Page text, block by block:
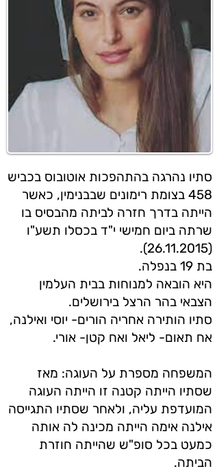
סתיו נהרגה בהתהפכות אוטובוס בכביש
458 בצומת רימונים שבבנימין, כאשר
הייתה בדרך חזרה לביתה מהבסיס בו
שרתה ביום חמישי י"ד בכסלו תשע"ו
(26.11.2015).
בת 19 בנפלה.
היא הובאה למנוחות בבית העלמין
הצבאי בהר הרצל בירושלים.
סתיו הותירה אחריה הורים- יוסי ואילנה,
אח תאום- ליאל ואח קטן- אורי.
המשפחה מספרת על העוגה: מאז
שסתיו הייתה קטנה זו הייתה העוגה
המועדפת עליה, ולאחר שסתיו התגייסה
אילנה אימה הייתה מכינה לה אותה
כמעט בכל סופ"ש שהייתה חוזרת
הביתה.